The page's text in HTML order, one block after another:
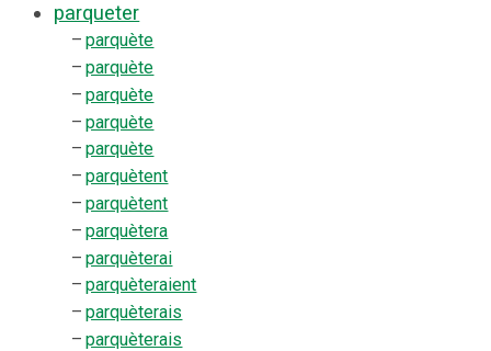
parqueter
– parquète
– parquète
– parquète
– parquète
– parquète
– parquètent
– parquètent
– parquètera
– parquèterai
– parquèteraient
– parquèterais
– parquèterais